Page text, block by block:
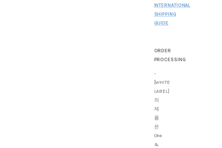
INTERNATIONAL
SHIPPING
GUIDE
ORDER
PROCESSING
-
[WHITE
LABEL]
의
제
품
은
One
&